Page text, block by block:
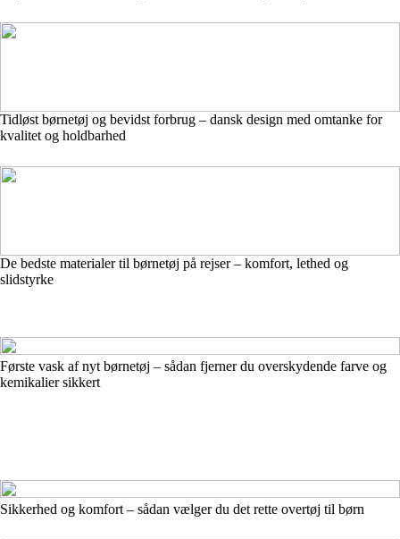
Tidløst børnetøj og bevidst forbrug – dansk design med omtanke for
kvalitet og holdbarhed
De bedste materialer til børnetøj på rejser – komfort, lethed og
slidstyrke
Første vask af nyt børnetøj – sådan fjerner du overskydende farve og
kemikalier sikkert
Sikkerhed og komfort – sådan vælger du det rette overtøj til børn